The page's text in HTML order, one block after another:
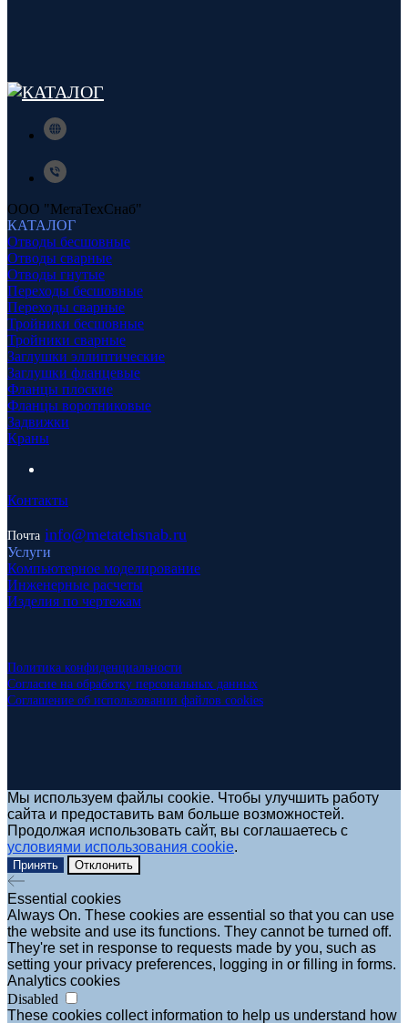
ООО "МетаТехСнаб"
КАТАЛОГ
Отводы бесшовные
Отводы сварные
Отводы гнутые
Переходы бесшовные
Переходы сварные
Тройники бесшовные
Тройники сварные
Заглушки эллиптические
Заглушки фланцевые
Фланцы плоские
Фланцы воротниковые
Задвижки
Краны
Контакты
Почта info@metatehsnab.ru
Услуги
Компьютерное моделирование
Инженерные расчеты
Изделия по чертежам
Политика конфиденциальности
Согласие на обработку персональных данных
Соглашение об использовании файлов cookies
Мы используем файлы cookie. Чтобы улучшить работу
сайта и предоставить вам больше возможностей.
Продолжая использовать сайт, вы соглашаетесь с
условиями использования cookie.
Принять Отклонить
Essential cookies
Always On. These cookies are essential so that you can use
the website and use its functions. They cannot be turned off.
They're set in response to requests made by you, such as
setting your privacy preferences, logging in or filling in forms.
Analytics cookies
Disabled
These cookies collect information to help us understand how